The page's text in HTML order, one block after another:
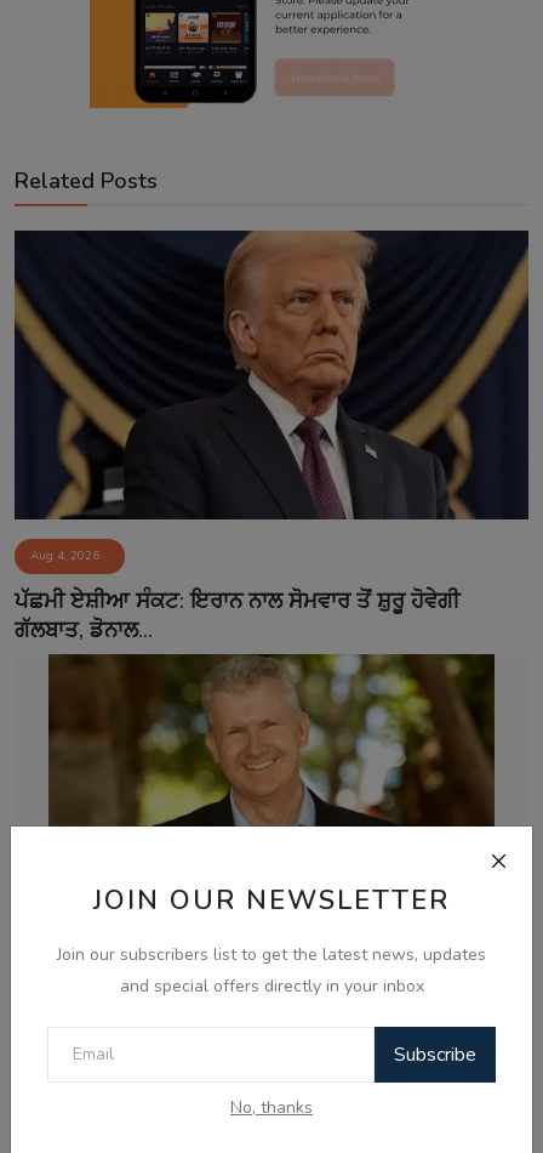
JOIN OUR NEWSLETTER
Join our subscribers list to get the latest news, updates
and special offers directly in your inbox
Subscribe
No, thanks
Related Posts
Aug 4, 2026
ਪੱਛਮੀ ਏਸ਼ੀਆ ਸੰਕਟ: ਇਰਾਨ ਨਾਲ ਸੋਮਵਾਰ ਤੋਂ ਸ਼ੁਰੂ ਹੋਵੇਗੀ
ਗੱਲਬਾਤ, ਡੋਨਾਲ...
ਗੈਰ-ਕਾਨੂੰਨੀ ਪ੍ਰਵਾਸ ਵਿਰੁੱਧ ਆਸਟ੍ਰੇਲੀਆਈ ਸਰਕਾਰ ਦਾ ਸਖ਼ਤ
ਰੁੱਖ, ਨਵੇਂ ਨਿ...